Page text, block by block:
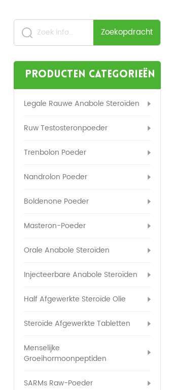
Zoekopdracht
Producten categorieën
Legale Rauwe Anabole Steroïden
Ruw Testosteronpoeder
Trenbolon Poeder
Nandrolon Poeder
Boldenone Poeder
Masteron-Poeder
Orale Anabole Steroïden
Injecteerbare Anabole Steroïden
Half Afgewerkte Steroïde Olie
Steroïde Afgewerkte Tabletten
Menselijke
Groeihormoonpeptiden
SARMs Raw-Poeder